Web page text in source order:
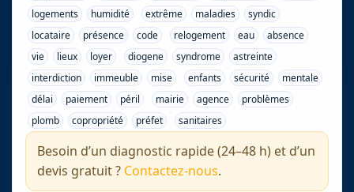
logements
humidité extrême maladies
syndic
locataire
présence code relogement eau
absence
vie
lieux loyer diogene syndrome
astreinte
interdiction
immeuble mise enfants sécurité
mentale
délai
paiement péril mairie agence
problèmes
plomb
copropriété préfet sanitaires
Besoin d’un diagnostic rapide (24–48 h) et d’un
devis gratuit ? Contactez-nous.